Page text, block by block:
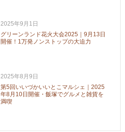
2025年9月1日
グリーンランド花火大会2025｜9月13日
開催！1万発ノンストップの大迫力
2025年8月9日
第5回いいづかいいとこマルシェ｜2025
年8月10日開催・飯塚でグルメと雑貨を
満喫